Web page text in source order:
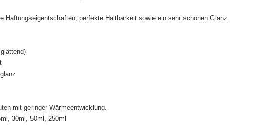
Haftungseigentschaften, perfekte Haltbarkeit sowie ein sehr schönen Glanz.
mit geringer Wärmeentwicklung.
30ml, 50ml, 250ml